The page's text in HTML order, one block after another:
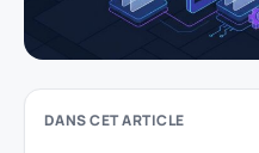
DANS CET ARTICLE